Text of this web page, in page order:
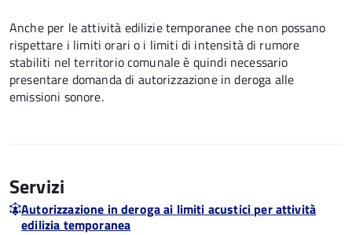
Anche per le attività edilizie temporanee che non possano
rispettare i limiti orari o i limiti di intensità di rumore
stabiliti nel territorio comunale è quindi necessario
presentare domanda di autorizzazione in deroga alle
emissioni sonore.
Servizi
Autorizzazione in deroga ai limiti acustici per attività
edilizia temporanea